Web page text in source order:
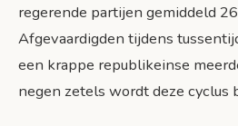
regerende partijen gemiddeld
Afgevaardigden tijdens
een krappe republikeinse
negen zetels wordt deze cyclus